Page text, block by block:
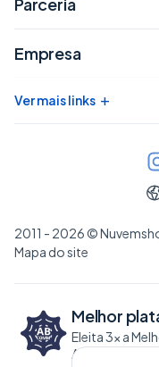
Empresa
Ver mais links +
2011 - 2026 ©
Mapa do site
Melhor
Eleita 3x a
ABCOMM